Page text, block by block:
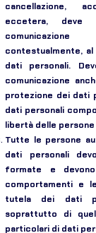
cancellazione,
eccetera, deve
contestualmente,
dati personali.
comunicazione
protezione dei dati
dati personali
libertà delle
Tutte le persone
dati personali
formate e
comportamenti e
tutela dei dati
soprattutto di
particolari di dati